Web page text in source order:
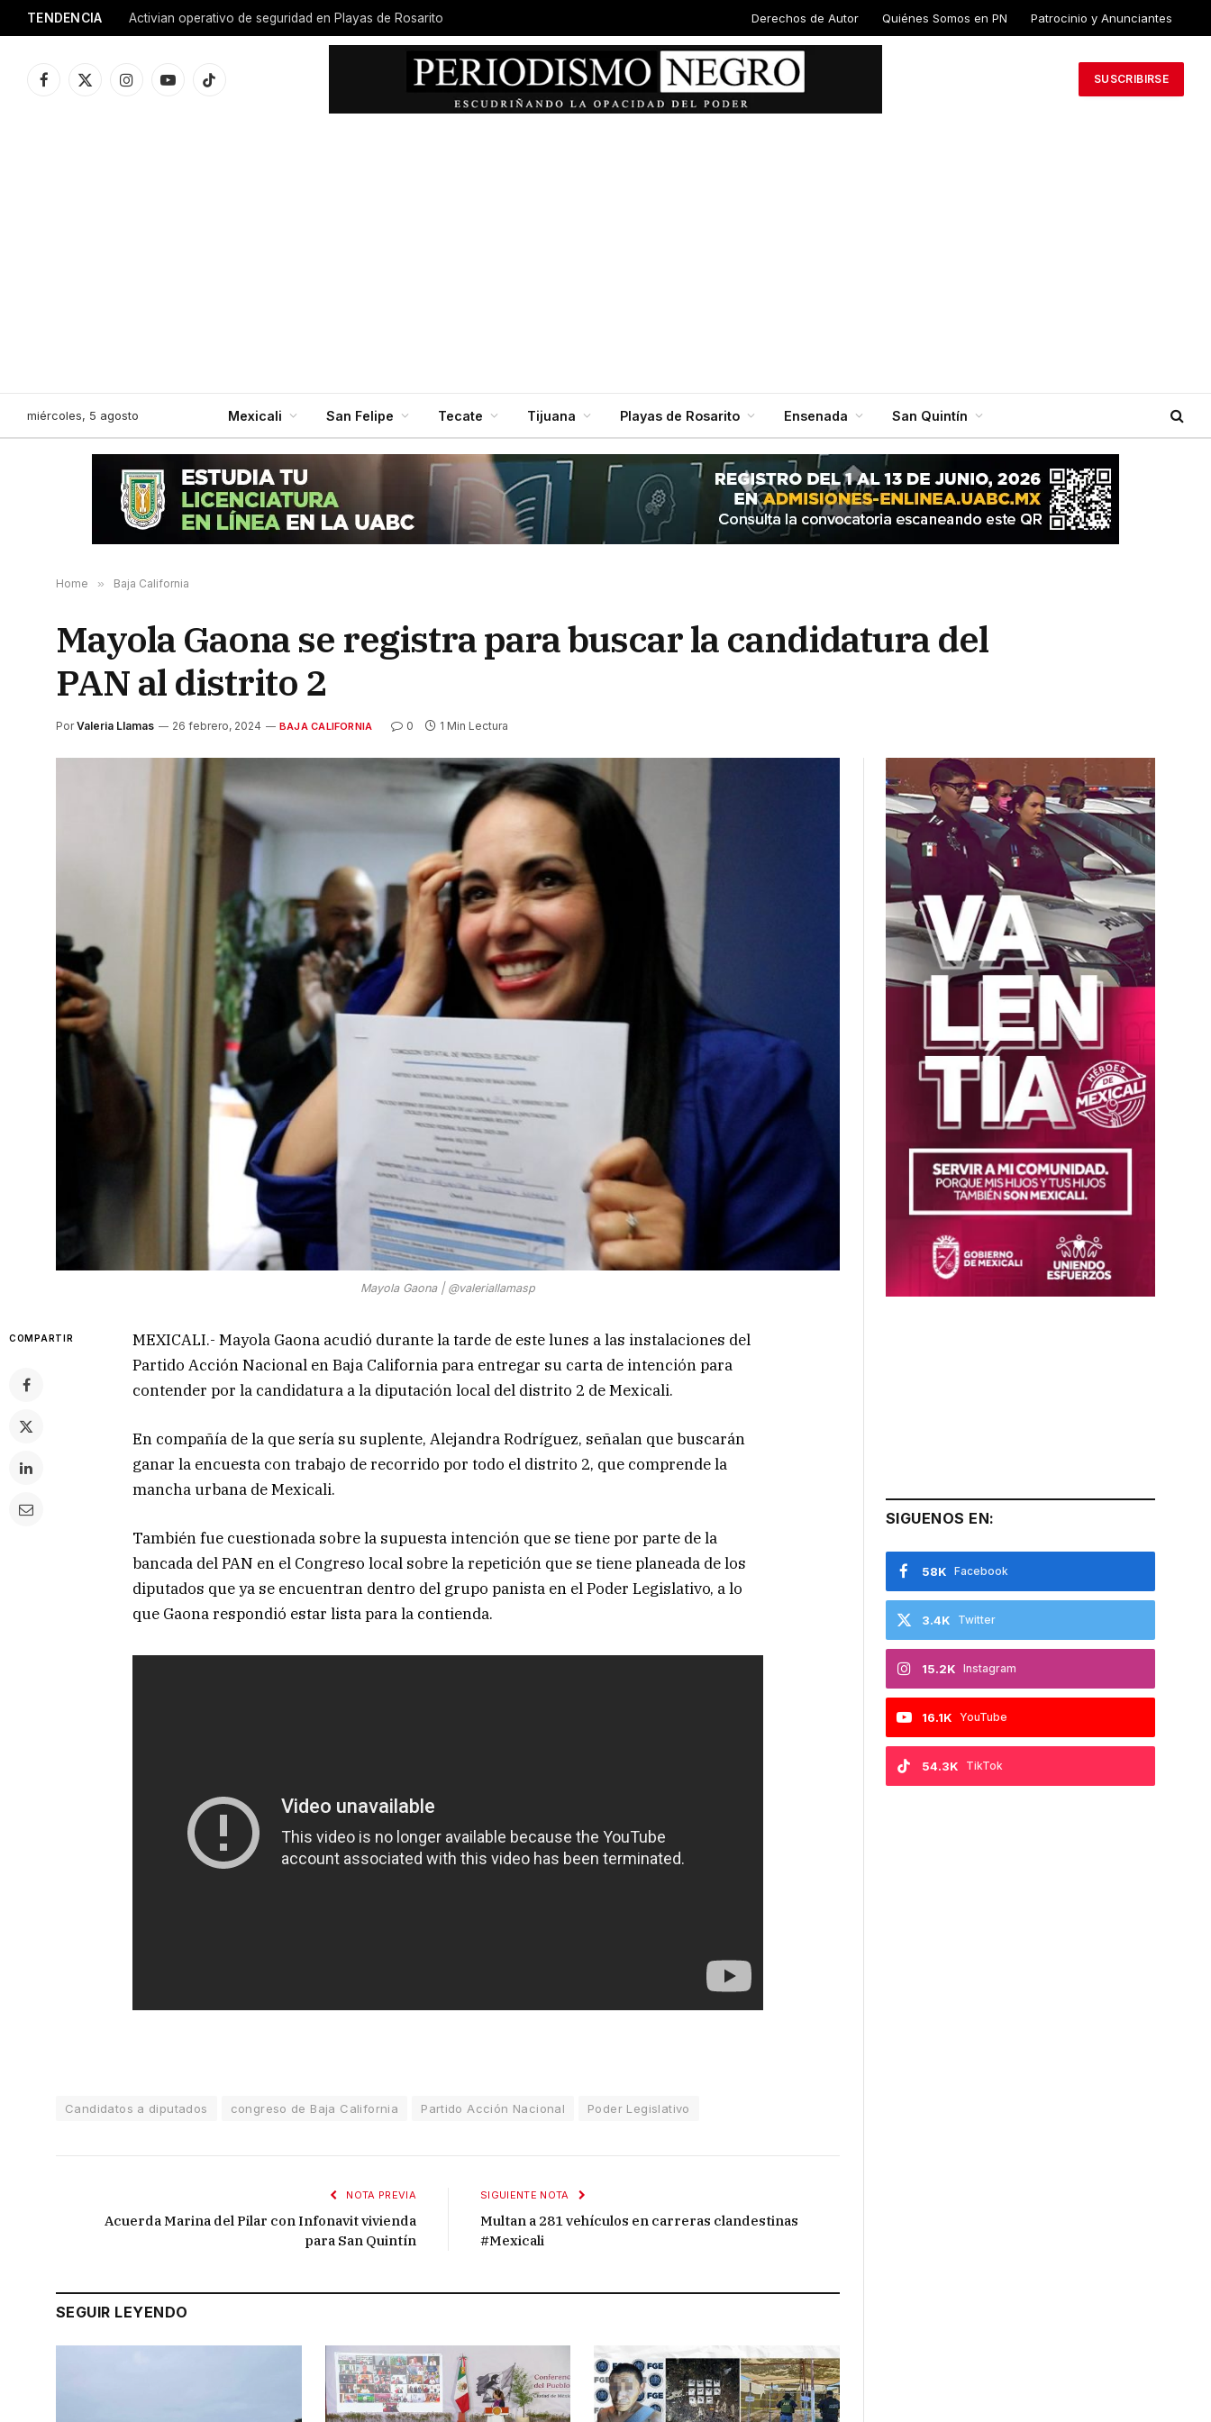
TENDENCIA Activian operativo de seguridad en Playas de Rosarito Derechos de Autor Quiénes Somos en PN Patrocinio y Anunciantes
Facebook
X
InstagramYouTubeTikTok
SUSCRIBIRSE
miércoles, 5 agosto Mexicali San Felipe Tecate Tijuana Playas de Rosarito Ensenada San Quintín
Home » Baja California
Mayola Gaona se registra para buscar la candidatura del
PAN al distrito 2
Por Valeria Llamas 26 febrero, 2024 BAJA CALIFORNIA 0 1 Min Lectura
Mayola Gaona | @valeriallamasp
COMPARTIR
MEXICALI.- Mayola Gaona acudió durante la tarde de este lunes a las instalaciones del
Partido Acción Nacional en Baja California para entregar su carta de intención para
contender por la candidatura a la diputación local del distrito 2 de Mexicali.
En compañía de la que sería su suplente, Alejandra Rodríguez, señalan que buscarán
ganar la encuesta con trabajo de recorrido por todo el distrito 2, que comprende la
mancha urbana de Mexicali.
También fue cuestionada sobre la supuesta intención que se tiene por parte de la
bancada del PAN en el Congreso local sobre la repetición que se tiene planeada de los
diputados que ya se encuentran dentro del grupo panista en el Poder Legislativo, a lo
que Gaona respondió estar lista para la contienda.
Candidatos a diputados congreso de Baja California Partido Acción Nacional Poder Legislativo
NOTA PREVIA
Acuerda Marina del Pilar con Infonavit vivienda
para San Quintín
SIGUIENTE NOTA
Multan a 281 vehículos en carreras clandestinas
#Mexicali
SEGUIR LEYENDO
SIGUENOS EN:
Facebook
58K
Twitter
3.4K
Instagram
15.2K
YouTube
16.1K
TikTok
54.3K